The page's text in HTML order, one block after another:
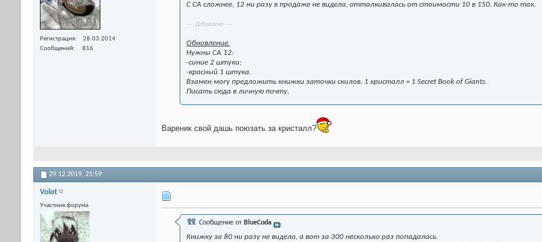
Регистрация
28.03.2014
Сообщений
816
С СА сложнее, 12 ни разу в продаже не видела, отталкивалась от стоимости 10 в 150. Как-то так.
- - - Добавлено - - -
Обновление.
Нужны СА 12:
-синие 2 штуки;
-красный 1 штука.
Взамен могу предложить книжки заточки скилов. 1 кристалл = 1 Secret Book of Giants.
Писать сюда в личную почту.
Вареник свой дашь поюзать за кристалл?
29.12.2019, 21:59
Volot
Участник форума
Сообщение от BlueCoda
Книжку за 80 ни разу не видела, а вот за 300 несколько раз попадалась.